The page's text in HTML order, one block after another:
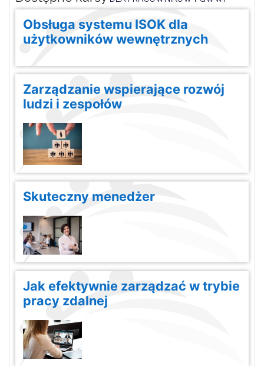
Obsługa systemu ISOK dla
użytkowników wewnętrznych
Zarządzanie wspierające rozwój
ludzi i zespołów
Skuteczny menedżer
Jak efektywnie zarządzać w trybie
pracy zdalnej